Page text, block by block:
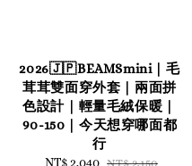
2026🇯🇵BEAMSmini｜毛
茸茸雙面穿外套｜兩面拼
色設計｜輕量毛絨保暖｜
90-150｜今天想穿哪面都
行
Sale
NT$ 2,040 Regular
NT$ 2,150